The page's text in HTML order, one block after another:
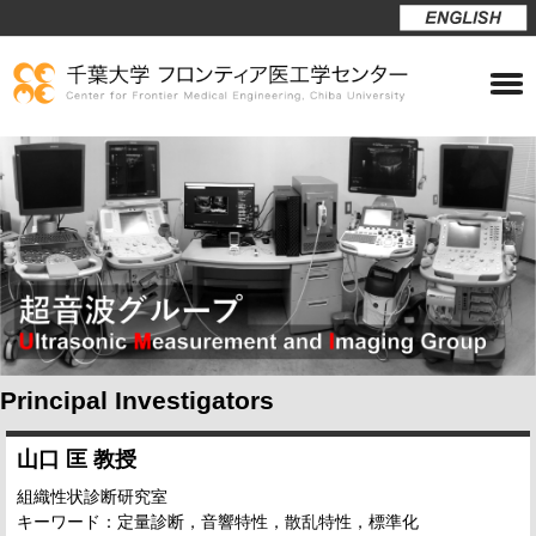
Principal Investigators
山口 匡 教授
組織性状診断研究室
キーワード：定量診断，音響特性，散乱特性，標準化